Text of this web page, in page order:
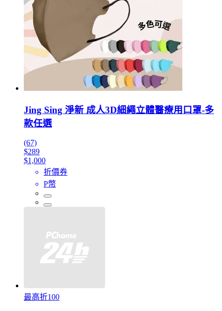
Jing Sing 淨新 成人3D細繩立體醫療用口罩-多
款任選
(67)
$289
$1,000
折價券
P幣
最高折100